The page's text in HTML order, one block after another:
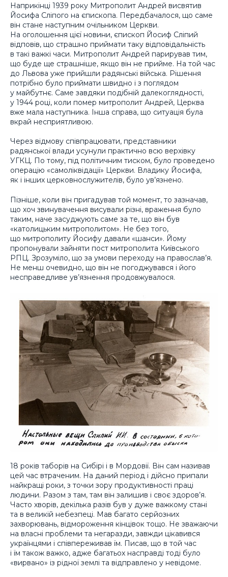
Наприкінці 1939 року Митрополит Андрей висвятив
Йосифа Сліпого на єпископа. Передбачалося, що саме
він стане наступним очільником Церкви.
На оголошення цієї новини, єпископ Йосиф Сліпий
відповів, що страшно приймати таку відповідальність
в такі важкі часи. Митрополит Андрей парирував тим,
що буде ще страшніше, якщо він не прийме. На той час
до Львова уже прийшли радянські війська. Рішення
потрібно було приймати швидно і з поглядом
у майбутнє. Саме завдяки подібній далекоглядності,
у 1944 році, коли помер митрополит Андрей, Церква
вже мала наступника. Інша справа, що ситуація була
вкрай несприятливою.
Через відмову співпрацювати, представники
радянської влади усунули практично всю верхівку
УГКЦ. По тому, під політичним тиском, було проведено
операцію «самоліквідації» Церкви. Владику Йосифа,
як і інших церковнослужителів, було ув’язнено.
Пізніше, коли він пригадував той момент, то зазначав,
що хоч звинувачення висували різні, враження було
таким, наче засуджують саме за те, що він був
«католицьким митрополитом». Не без того,
що митрополиту Йосифу давали «шанси». Йому
пропонували зайняти пост митрополита Київського
РПЦ. Зрозуміло, що за умови переходу на православ’я.
Не менш очевидно, що він не погоджувався і його
несправедливе ув’язнення продовжувалося.
18 років таборів на Сибірі і в Мордовії. Він сам називав
цей час втраченим. На даний період і дійсно припали
найкращі роки, з точки зору продуктивності праці
людини. Разом з там, там він залишив і своє здоров’я.
Часто хворів, декілька разів був у дуже важкому стані
та в великій небезпеці. Мав багато серйозних
захворювань, відмороження кінцівок тощо. Не зважаючи
на власні проблеми та негаразди, завжди цікавився
українцями і співпереживав їм. Писав, що в той час
і їм також важко, адже багатьох насправді тоді було
«вирвано» із рідної землі та відправлено у невідоме.